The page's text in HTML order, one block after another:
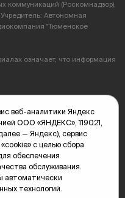
коммуникаций (Роскомнадзор),
Автономная
"Тюменское
означает, что информация
28А
веб-аналитики Яндекс
ООО «ЯНДЕКС», 119021,
— Яндекс), сервис
с целью сбора
обеспечения
обслуживания.
автоматически
технологий.